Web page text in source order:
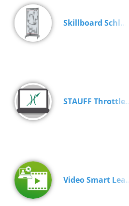
Skillboard Schl…
STAUFF Throttle…
Video Smart Lea…